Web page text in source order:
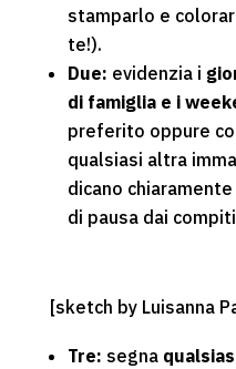
stamparlo e
te!).
Due: evidenzia i
di famiglia e i
preferito oppure
qualsiasi altra
dicano
di pausa dai
[sketch by Luisanna
Tre: segna